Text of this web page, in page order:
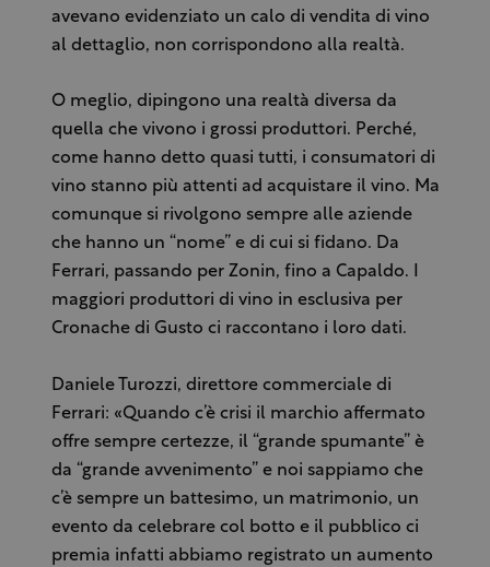
avevano evidenziato un calo di vendita di vino
al dettaglio, non corrispondono alla realtà.
O meglio, dipingono una realtà diversa da
quella che vivono i grossi produttori. Perché,
come hanno detto quasi tutti, i consumatori di
vino stanno più attenti ad acquistare il vino. Ma
comunque si rivolgono sempre alle aziende
che hanno un “nome” e di cui si fidano. Da
Ferrari, passando per Zonin, fino a Capaldo. I
maggiori produttori di vino in esclusiva per
Cronache di Gusto ci raccontano i loro dati.
Daniele Turozzi, direttore commerciale di
Ferrari: «Quando c’è crisi il marchio affermato
offre sempre certezze, il “grande spumante” è
da “grande avvenimento” e noi sappiamo che
c’è sempre un battesimo, un matrimonio, un
evento da celebrare col botto e il pubblico ci
premia infatti abbiamo registrato un aumento